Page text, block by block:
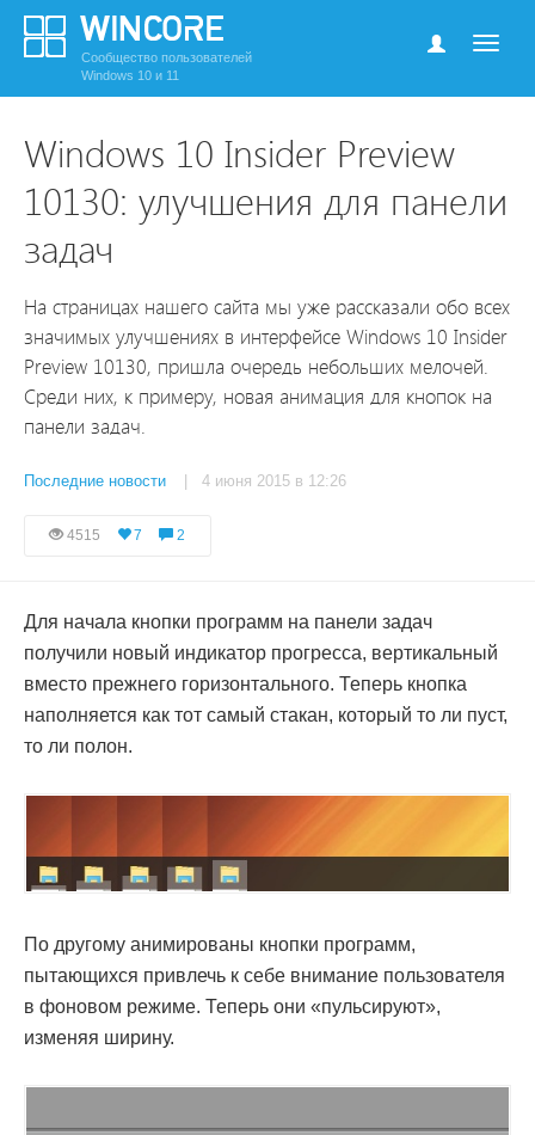
Сообщество пользователей
Windows 10 и 11
Windows 10 Insider Preview
10130: улучшения для панели
задач
На страницах нашего сайта мы уже рассказали обо всех
значимых улучшениях в интерфейсе Windows 10 Insider
Preview 10130, пришла очередь небольших мелочей.
Среди них, к примеру, новая анимация для кнопок на
панели задач.
Последние новости | 4 июня 2015 в 12:26
4515 7 2
Для начала кнопки программ на панели задач
получили новый индикатор прогресса, вертикальный
вместо прежнего горизонтального. Теперь кнопка
наполняется как тот самый стакан, который то ли пуст,
то ли полон.
По другому анимированы кнопки программ,
пытающихся привлечь к себе внимание пользователя
в фоновом режиме. Теперь они «пульсируют»,
изменяя ширину.